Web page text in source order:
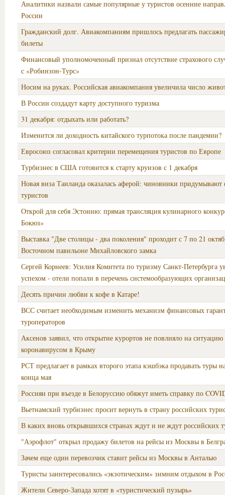
Аналитики назвали самые популярные у туристов осенние
России
Гражданский долг. Авиакомпаниям пришлось предлагать
билеты
Финансовый уполномоченный признал отсутствие страхового
с «Робинзон-Турс»
Носим на руках. Российская авиакомпания увеличила число
В России создадут карту доступного туризма
31 декабря: отдыхать или работать?
Изменится ли доходность китайского турпотока после пандемии?
Евросоюз согласовал критерии перемещения туристов по Европе
Турбизнес в США готовится к старту круизов с 1 декабря
Новая виза Таиланда оказалась аферой: чиновники
туристов
Открой для себя Эстонию: прямая трансляция кулинарного
Бокюз»
Выставка "Две столицы - два поколения" проходит с 7 по 21
Восточном павильоне Михайловского замка
Сергей Корнеев: Усилия Комитета по туризму Санкт-Петербурга
успехом - отели попали в перечень системообразующих
Десять причин любви к кофе в Катаре!
ВСС считает необходимым изменить механизм финансовых
туроператоров
Аксенов заявил, что открытие курортов не повлияло на ситуацию
коронавирусом в Крыму
РСТ предлагает в рамках второго этапа кэшбэка продавать туры
конца мая
Россиян при въезде в Белоруссию обяжут иметь справку по
Вьетнамский турбизнес просит вернуть в страну российских
В каких вновь открывшихся странах ждут и не ждут российских
"Аэрофлот" открыл продажу билетов на рейсы из Москвы в
Зачем еще один перевозчик ставит рейсы из Москвы в Анталью
Туристы заинтересовались «экзотическим» зимним отдыхом в
Жители Северо-Запада хотят в «туристический пузырь»